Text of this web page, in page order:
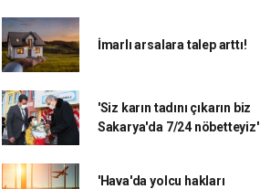
İmarlı arsalara talep arttı!
'Siz karın tadını çıkarın biz
Sakarya'da 7/24 nöbetteyiz'
'Hava'da yolcu hakları